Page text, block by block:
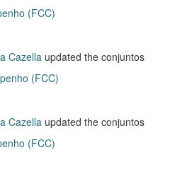
(FCC)
Cazella updated the conjuntos
(FCC)
Cazella updated the conjuntos
(FCC)